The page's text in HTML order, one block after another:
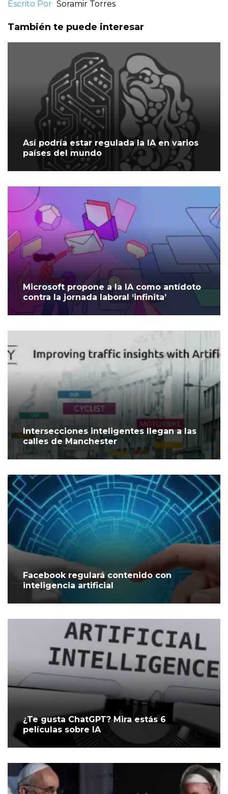
Escrito Por Soramir Torres
También te puede interesar
Así podría estar regulada la IA en varios
países del mundo
Microsoft propone a la IA como antídoto
contra la jornada laboral ‘infinita’
Intersecciones inteligentes llegan a las
calles de Manchester
Facebook regulará contenido con
inteligencia artificial
¿Te gusta ChatGPT? Mira estás 6
películas sobre IA